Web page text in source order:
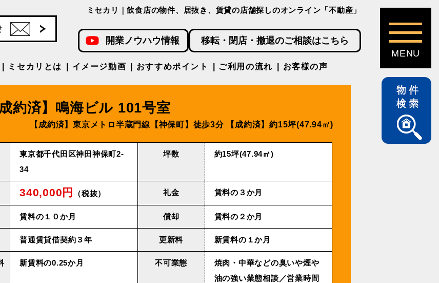
ミセカリ｜飲食店の物件、居抜き、賃貸の店舗探しのオンライン「不動産」
開業ノウハウ情報 移転・閉店・撤退のご相談はこちら
ミセカリとは イメージ動画 おすすめポイント ご利用の流れ お客様の声
成約済】鳴海ビル 101号室
【成約済】東京メトロ半蔵門線【神保町】徒歩3分 【成約済】約15坪(47.94㎡)
東京都千代田区神田神保町2-
34
坪数 約15坪(47.94㎡)
340,000円 （税抜） 礼金 賃料の３か月
賃料の１０か月 償却 賃料の２か月
普通賃貸借契約３年 更新料 新賃料の１か月
新賃料の0.25か月 不可業態
焼肉・中華などの臭いや煙や
油の強い業態相談／営業時間